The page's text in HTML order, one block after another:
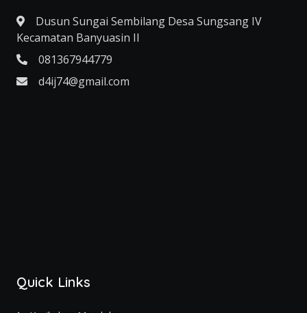
Dusun Sungai Sembilang Desa Sungsang IV
Kecamatan Banyuasin II
081367944779
d4ij74@gmail.com
Quick Links